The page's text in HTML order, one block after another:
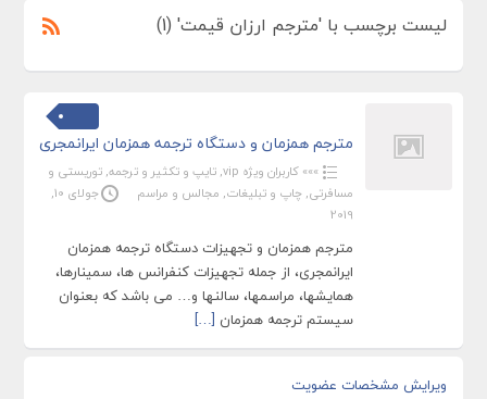
لیست برچسب با 'مترجم ارزان قیمت' (1)
مترجم همزمان و دستگاه ترجمه همزمان ایرانمجری
»»» کاربران ویژه vip , تایپ و تکثیر و ترجمه, توریستی و
مسافرتی, چاپ و تبلیغات, مجالس و مراسم
جولای 10,
2019
مترجم همزمان و تجهیزات دستگاه ترجمه همزمان
ایرانمجری، از جمله تجهیزات کنفرانس ها، سمینارها،
همایشها، مراسمها، سالنها و… می باشد که بعنوان
سیستم ترجمه همزمان […]
ویرایش مشخصات عضویت